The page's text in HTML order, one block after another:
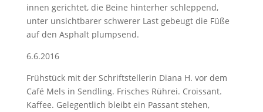
innen gerichtet, die Beine hinterher schleppend,
unter unsichtbarer schwerer Last gebeugt die Füße
auf den Asphalt plumpsend.
6.6.2016
Frühstück mit der Schriftstellerin Diana H. vor dem
Café Mels in Sendling. Frisches Rührei. Croissant.
Kaffee. Gelegentlich bleibt ein Passant stehen,